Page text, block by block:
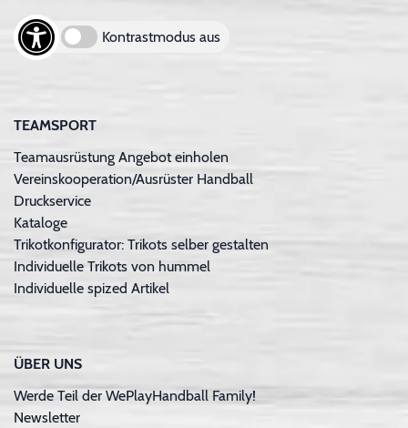
Kontrastmodus aus
TEAMSPORT
Teamausrüstung Angebot einholen
Vereinskooperation/Ausrüster Handball
Druckservice
Kataloge
Trikotkonfigurator: Trikots selber gestalten
Individuelle Trikots von hummel
Individuelle spized Artikel
ÜBER UNS
Werde Teil der WePlayHandball Family!
Newsletter